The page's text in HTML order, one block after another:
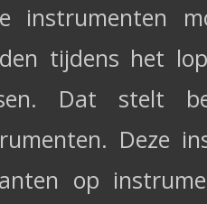
instrumenten
tijdens het
Dat stelt
Deze
op